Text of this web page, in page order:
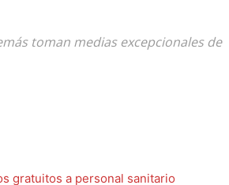
toman medias excepcionales de